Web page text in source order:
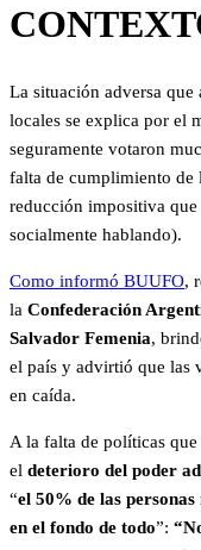
La situación adversa que
locales se explica por el
seguramente votaron
falta de cumplimiento de
reducción impositiva
socialmente hablando).
Como informó BUUFO,
la Confederación
Salvador Femenia,
el país y advirtió que las
en caída.
A la falta de políticas
el deterioro del poder
“el 50% de las personas
en el fondo de todo”: